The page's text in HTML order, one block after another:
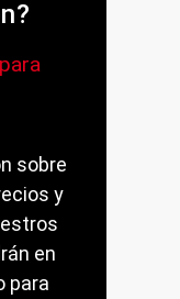
sobre
y
en
para